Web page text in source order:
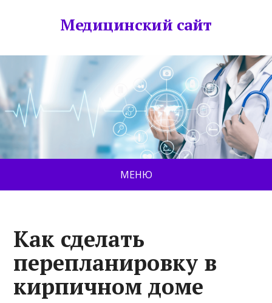
Медицинский сайт
МЕНЮ
Как сделать
перепланировку в
кирпичном доме